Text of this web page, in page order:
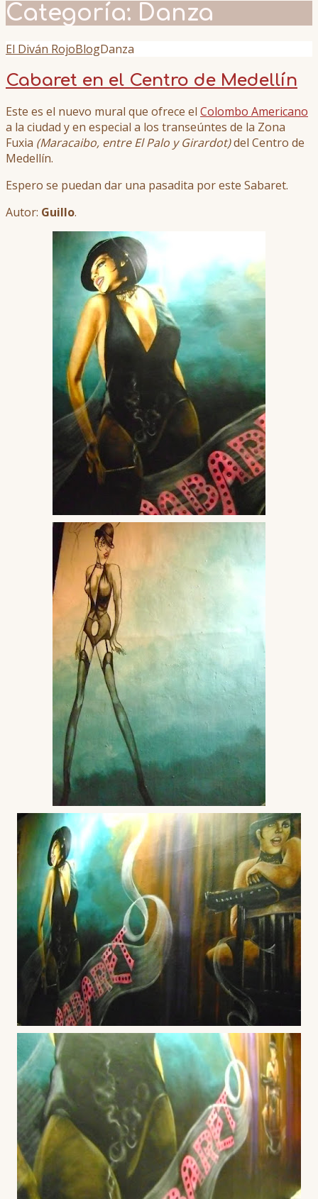
Categoría: Danza
El Diván RojoBlogDanza
Cabaret en el Centro de Medellín
Este es el nuevo mural que ofrece el Colombo Americano
a la ciudad y en especial a los transeúntes de la Zona
Fuxia (Maracaibo, entre El Palo y Girardot)del Centro de
Medellín.
Espero se puedan dar una pasadita por este Sabaret.
Autor: Guillo.